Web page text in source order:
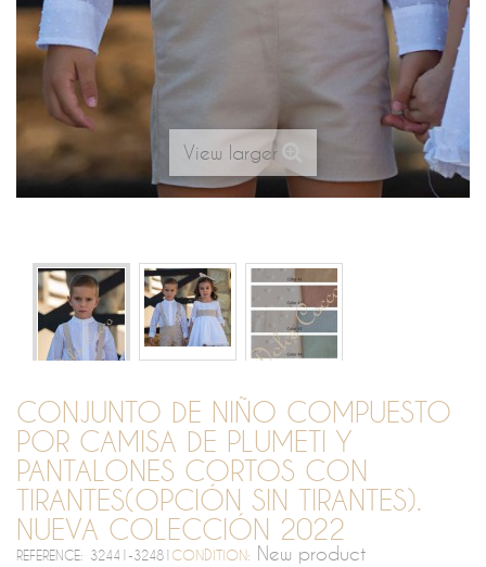
View larger
CONJUNTO DE NIÑO COMPUESTO
POR CAMISA DE PLUMETI Y
PANTALONES CORTOS CON
TIRANTES(OPCIÓN SIN TIRANTES).
NUEVA COLECCIÓN 2022
REFERENCE: 32441-32481 CONDITION: New product